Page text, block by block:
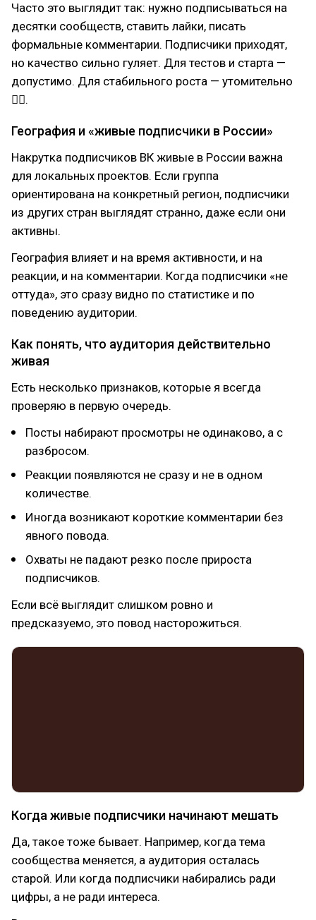
Часто это выглядит так: нужно подписываться на
десятки сообществ, ставить лайки, писать
формальные комментарии. Подписчики приходят,
но качество сильно гуляет. Для тестов и старта —
допустимо. Для стабильного роста — утомительно
😵‍💫.
География и «живые подписчики в России»
Накрутка подписчиков ВК живые в России важна
для локальных проектов. Если группа
ориентирована на конкретный регион, подписчики
из других стран выглядят странно, даже если они
активны.
География влияет и на время активности, и на
реакции, и на комментарии. Когда подписчики «не
оттуда», это сразу видно по статистике и по
поведению аудитории.
Как понять, что аудитория действительно
живая
Есть несколько признаков, которые я всегда
проверяю в первую очередь.
Посты набирают просмотры не одинаково, а с
разбросом.
Реакции появляются не сразу и не в одном
количестве.
Иногда возникают короткие комментарии без
явного повода.
Охваты не падают резко после прироста
подписчиков.
Если всё выглядит слишком ровно и
предсказуемо, это повод насторожиться.
Когда живые подписчики начинают мешать
Да, такое тоже бывает. Например, когда тема
сообщества меняется, а аудитория осталась
старой. Или когда подписчики набирались ради
цифры, а не ради интереса.